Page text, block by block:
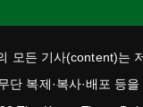
모든 기사(content)는
단 복제·복사·배포 등을